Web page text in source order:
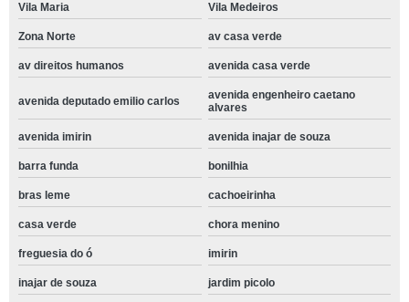
Vila Maria Vila Medeiros
Zona Norte av casa verde
av direitos humanos avenida casa verde
avenida deputado emilio carlos
avenida engenheiro caetano
alvares
avenida imirin avenida inajar de souza
barra funda bonilhia
bras leme cachoeirinha
casa verde chora menino
freguesia do ó imirin
inajar de souza jardim picolo